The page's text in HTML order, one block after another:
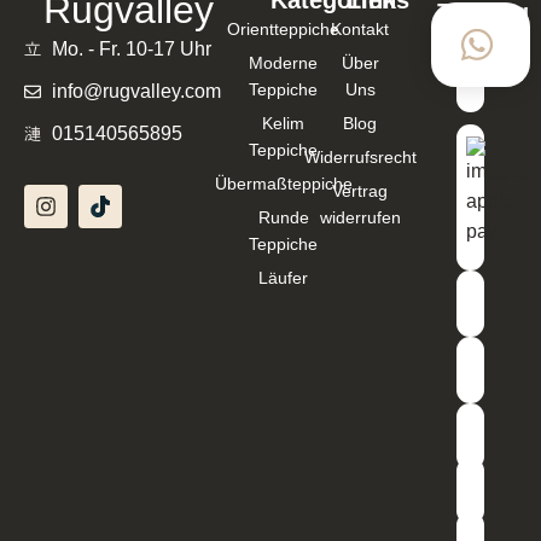
Rugvalley
Mo. - Fr. 10-17 Uhr
info@rugvalley.com
015140565895
Orientteppiche
Moderne
Teppiche
Kelim
Teppiche
Übermaßteppiche
Runde
Teppiche
Läufer
Kontakt
Über
Uns
Blog
Widerrufsrecht
Vertrag
widerrufen
Zahlung
mit